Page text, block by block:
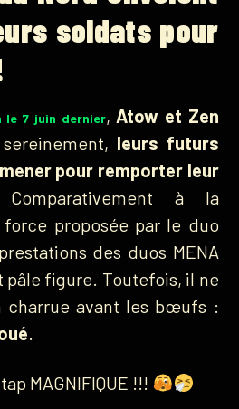
soldats pour
le 7 juin dernier, Atow et Zen
leurs futurs
pour remporter leur
Comparativement à la
proposée par le duo
des duos MENA
pâle figure. Toutefois, il ne
charrue avant les bœufs :
MAGNIFIQUE !!!